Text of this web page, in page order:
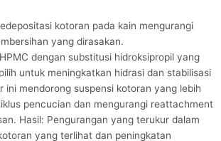
kotoran pada kain mengurangi
yang dirasakan.
dengan substitusi hidroksipropil yang
untuk meningkatkan hidrasi dan stabilisasi
ini mendorong suspensi kotoran yang lebih
pencucian dan mengurangi reattachment
Hasil: Pengurangan yang terukur dalam
yang terlihat dan peningkatan